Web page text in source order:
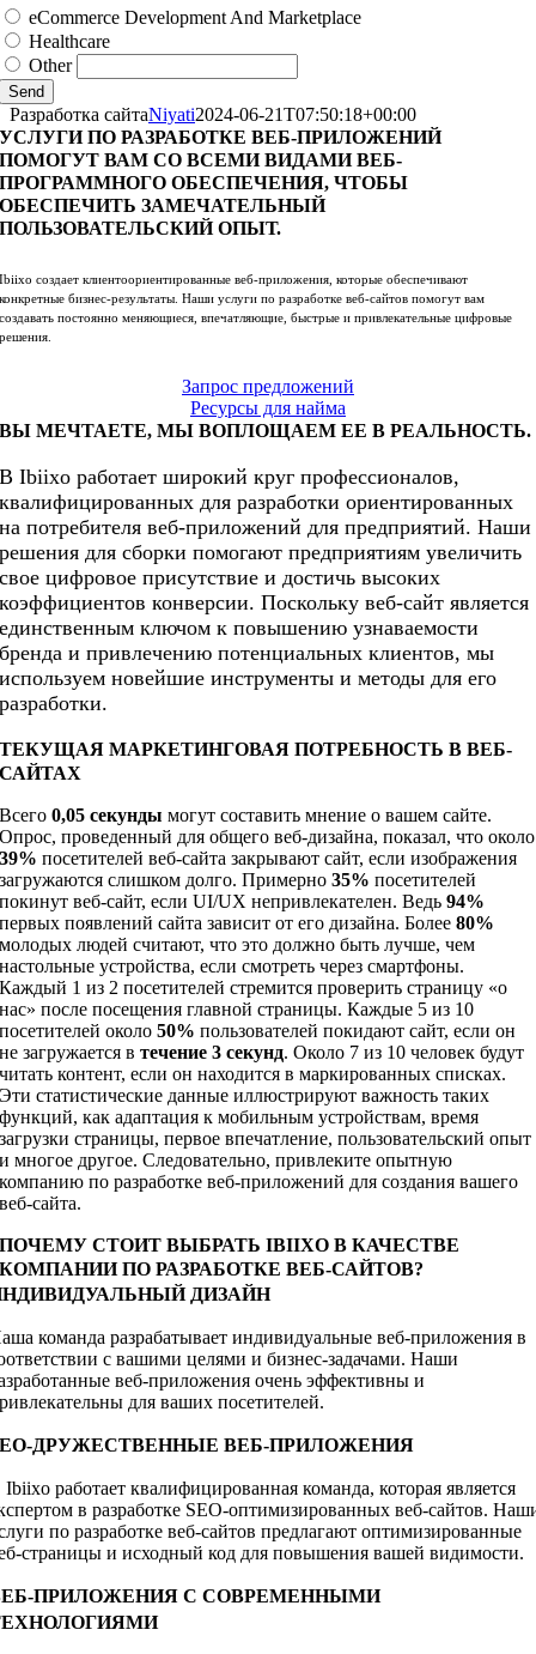
eCommerce Development And Marketplace
Healthcare
Other
Send
Разработка сайтаNiyati2024-06-21T07:50:18+00:00
УСЛУГИ ПО РАЗРАБОТКЕ ВЕБ-ПРИЛОЖЕНИЙ
ПОМОГУТ ВАМ СО ВСЕМИ ВИДАМИ ВЕБ-
ПРОГРАММНОГО ОБЕСПЕЧЕНИЯ, ЧТОБЫ
ОБЕСПЕЧИТЬ ЗАМЕЧАТЕЛЬНЫЙ
ПОЛЬЗОВАТЕЛЬСКИЙ ОПЫТ.
Ibiixo создает клиентоориентированные веб-приложения, которые обеспечивают
конкретные бизнес-результаты. Наши услуги по разработке веб-сайтов помогут вам
создавать постоянно меняющиеся, впечатляющие, быстрые и привлекательные цифровые
решения.
Запрос предложений
Ресурсы для найма
ВЫ МЕЧТАЕТЕ, МЫ ВОПЛОЩАЕМ ЕЕ В РЕАЛЬНОСТЬ.
В Ibiixo работает широкий круг профессионалов,
квалифицированных для разработки ориентированных
на потребителя веб-приложений для предприятий. Наши
решения для сборки помогают предприятиям увеличить
свое цифровое присутствие и достичь высоких
коэффициентов конверсии. Поскольку веб-сайт является
единственным ключом к повышению узнаваемости
бренда и привлечению потенциальных клиентов, мы
используем новейшие инструменты и методы для его
разработки.
ТЕКУЩАЯ МАРКЕТИНГОВАЯ ПОТРЕБНОСТЬ В ВЕБ-
САЙТАХ
Всего0,05 секунды могут составить мнение о вашем сайте.
Опрос, проведенный для общего веб-дизайна, показал, что около
39% посетителей веб-сайта закрывают сайт, если изображения
загружаются слишком долго. Примерно35%посетителей
покинут веб-сайт, если UI/UX непривлекателен. Ведь94%
первых появлений сайта зависит от его дизайна. Более80%
молодых людей считают, что это должно быть лучше, чем
настольные устройства, если смотреть через смартфоны.
Каждый 1 из 2 посетителей стремится проверить страницу «о
нас» после посещения главной страницы. Каждые 5 из 10
посетителей около50% пользователей покидают сайт, если он
не загружается втечение 3 секунд. Около 7 из 10 человек будут
читать контент, если он находится в маркированных списках.
Эти статистические данные иллюстрируют важность таких
функций, как адаптация к мобильным устройствам, время
загрузки страницы, первое впечатление, пользовательский опыт
и многое другое. Следовательно, привлеките опытную
компанию по разработке веб-приложений для создания вашего
веб-сайта.
ПОЧЕМУ СТОИТ ВЫБРАТЬ IBIIXO В КАЧЕСТВЕ
КОМПАНИИ ПО РАЗРАБОТКЕ ВЕБ-САЙТОВ?
ДИЗАЙН
команда разрабатывает индивидуальные веб-приложения в
с вашими целями и бизнес-задачами. Наши
веб-приложения очень эффективны и
для ваших посетителей.
ДРУЖЕСТВЕННЫЕ ВЕБ-ПРИЛОЖЕНИЯ
работает квалифицированная команда, которая является
в разработке SEO-оптимизированных веб-сайтов.
по разработке веб-сайтов предлагают оптимизированные
страницы и исходный код для повышения вашей видимости.
ПРИЛОЖЕНИЯ С СОВРЕМЕННЫМИ